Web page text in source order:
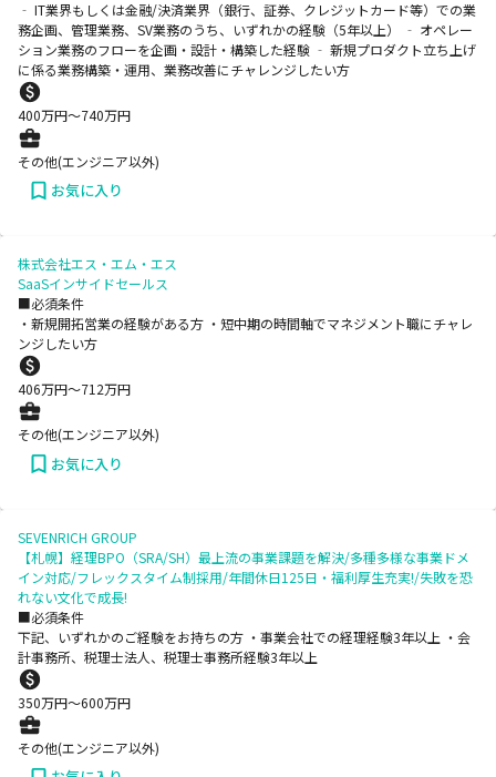
‐ IT業界もしくは金融/決済業界（銀行、証券、クレジットカード等）での業
務企画、管理業務、SV業務のうち、いずれかの経験（5年以上） ‐ オペレー
ション業務のフローを企画・設計・構築した経験 ‐ 新規プロダクト立ち上げ
に係る業務構築・運用、業務改善にチャレンジしたい方
400万円〜740万円
その他(エンジニア以外)
お気に入り
株式会社エス・エム・エス
SaaSインサイドセールス
■必須条件
・新規開拓営業の経験がある方 ・短中期の時間軸でマネジメント職にチャレ
ンジしたい方
406万円〜712万円
その他(エンジニア以外)
お気に入り
SEVENRICH GROUP
【札幌】経理BPO（SRA/SH）最上流の事業課題を解決/多種多様な事業ドメ
イン対応/フレックスタイム制採用/年間休日125日・福利厚生充実!/失敗を恐
れない文化で成長!
■必須条件
下記、いずれかのご経験をお持ちの方 ・事業会社での経理経験3年以上 ・会
計事務所、税理士法人、税理士事務所経験3年以上
350万円〜600万円
その他(エンジニア以外)